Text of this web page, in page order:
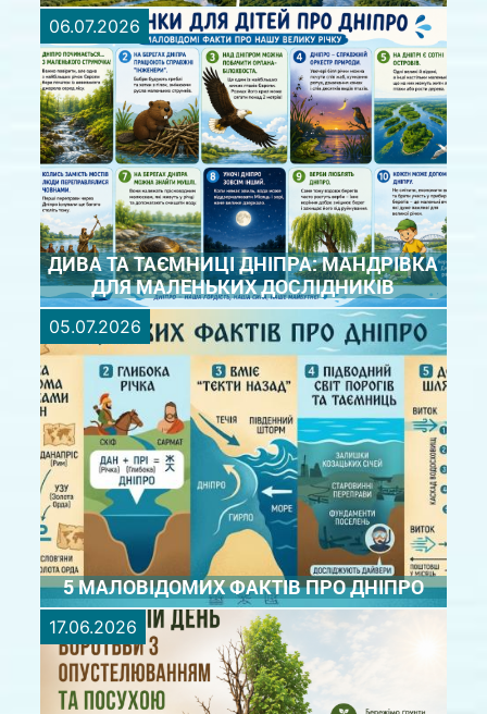
Великий, могутній та дивовижний: з днем Дніпра!
Дніпро — це не просто головна водна артерія
України. Це символ нашої сили, свідок
багатовікової історії, оспіваний поетами Славутич
та рідна домівка для тисяч видів живих організмів.
Він єднає міста, ...
ДЕТАЛЬНІШЕ
06.07.2026
ДИВА ТА ТАЄМНИЦІ ДНІПРА: МАНДРІВКА
ДЛЯ МАЛЕНЬКИХ ДОСЛІДНИКІВ
2 пост - День Дніпра Дива та таємниці Дніпра:
мандрівка для маленьких дослідників. Вже зовсім
скоро — Міжнародний день Дніпра! Це чудовий
привід зібратися ввечорі всією родиною,
розглядати яскраві малюнки та розповісти малечі
про дивовижний ...
ДЕТАЛЬНІШЕ
05.07.2026
5 МАЛОВІДОМИХ ФАКТІВ ПРО ДНІПРО
7 липня світова спільнота відзначатиме
Міжнародний день Дніпра ! З цієї нагоди
Басейнове управління водних ресурсів нижнього
17.06.2026